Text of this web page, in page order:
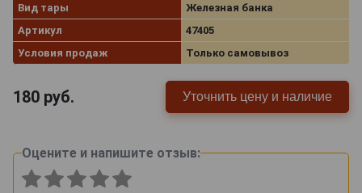
Вид тары
Железная банка
Артикул
47405
Условия продаж
Только самовывоз
180 руб. Уточнить цену и наличие
Оцените и напишите отзыв: